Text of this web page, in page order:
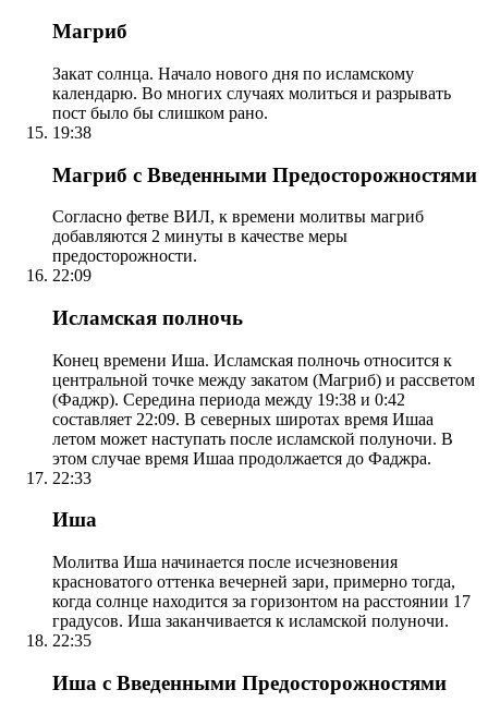
Магриб
Закат солнца. Начало нового дня по исламскому
календарю. Во многих случаях молиться и разрывать
пост было бы слишком рано.
19:38
Магриб с Введенными Предосторожностями
Согласно фетве ВИЛ, к времени молитвы магриб
добавляются 2 минуты в качестве меры
предосторожности.
22:09
Исламская полночь
Конец времени Иша. Исламская полночь относится к
центральной точке между закатом (Магриб) и рассветом
(Фаджр). Середина периода между 19:38 и 0:42
составляет 22:09. В северных широтах время Ишаа
летом может наступать после исламской полуночи. В
этом случае время Ишаа продолжается до Фаджра.
22:33
Иша
Молитва Иша начинается после исчезновения
красноватого оттенка вечерней зари, примерно тогда,
когда солнце находится за горизонтом на расстоянии 17
градусов. Иша заканчивается к исламской полуночи.
22:35
Иша с Введенными Предосторожностями